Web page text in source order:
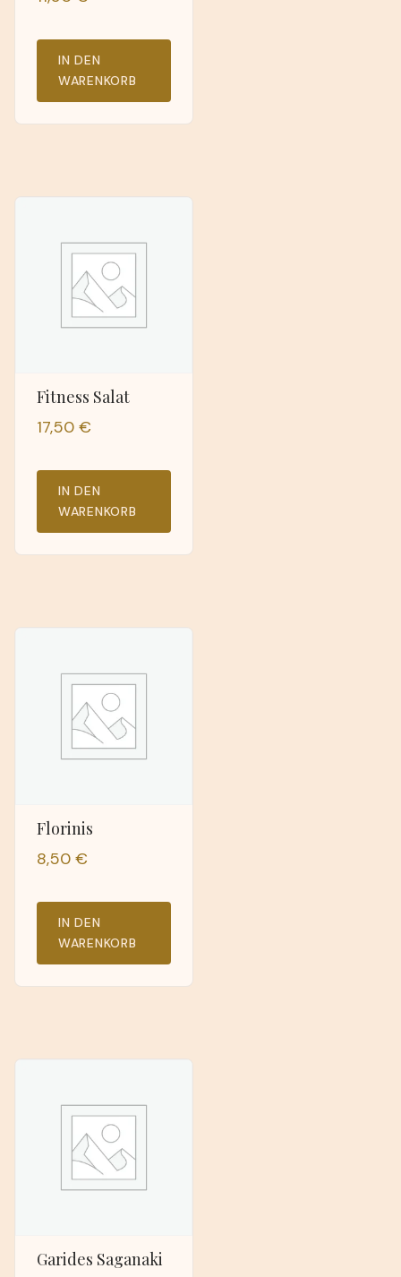
IN DEN
WARENKORB
Fitness Salat
17,50 €
IN DEN
WARENKORB
Florinis
8,50 €
IN DEN
WARENKORB
Garides Saganaki